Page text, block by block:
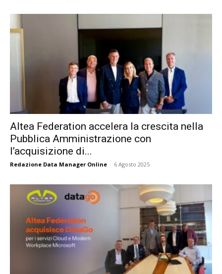
Altea Federation accelera la crescita nella
Pubblica Amministrazione con
l’acquisizione di...
Redazione Data Manager Online - 6 Agosto 2025